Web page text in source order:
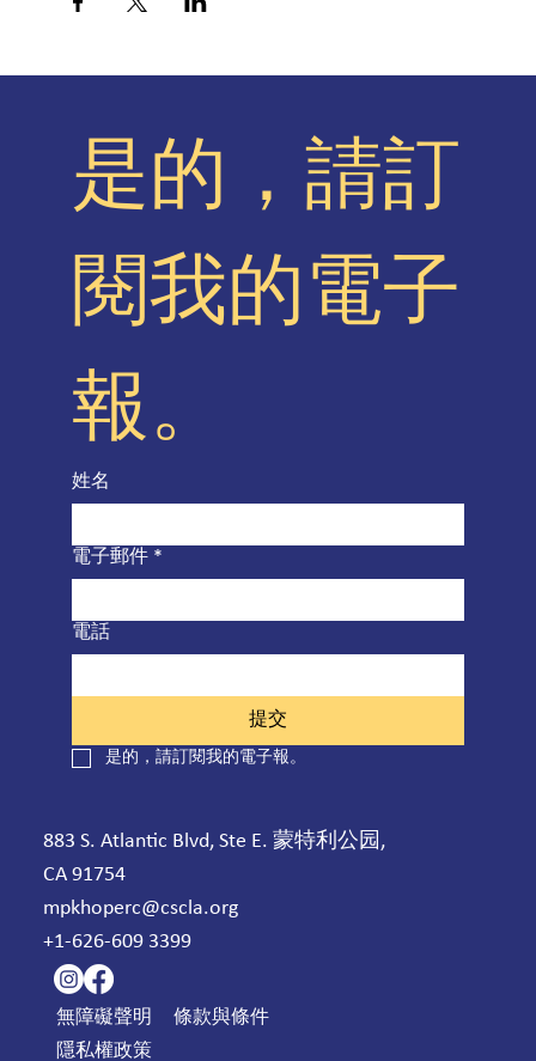
是的，請訂
閱我的電子
報。
姓名
電子郵件 *
電話
提交
是的，請訂閱我的電子報。
883 S. Atlantic Blvd, Ste E. 蒙特利公园,
CA 91754
mpkhoperc@cscla.org
+1-626-609 3399
無障礙聲明
條款與條件
隱私權政策